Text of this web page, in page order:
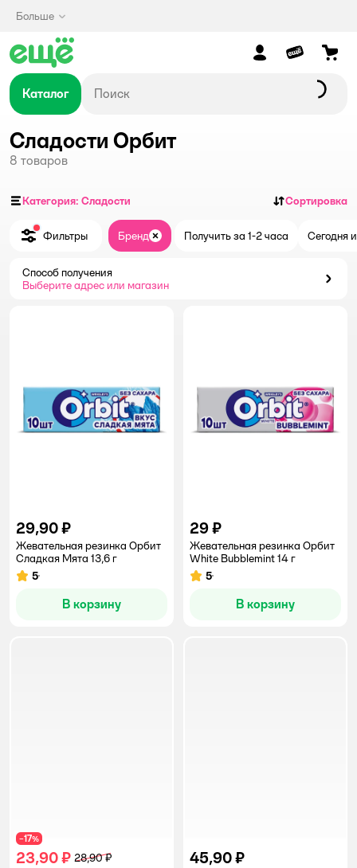
Больше
Каталог
Сладости Орбит
8 товаров
Категория: Сладости Сортировка
Фильтры Бренд ЗакрытьПолучить за 1-2 часа Сегодня
Способ получения
Выберите адрес или магазин
29,90 ₽
Жевательная резинка Орбит
Сладкая Мята 13,6 г
Рейтинг:
5
В корзину
29 ₽
Жевательная резинка Орбит
White Bubblemint 14 г
Рейтинг:
5
В корзину
−17%
23,90 ₽ 28,90 ₽
45,90 ₽